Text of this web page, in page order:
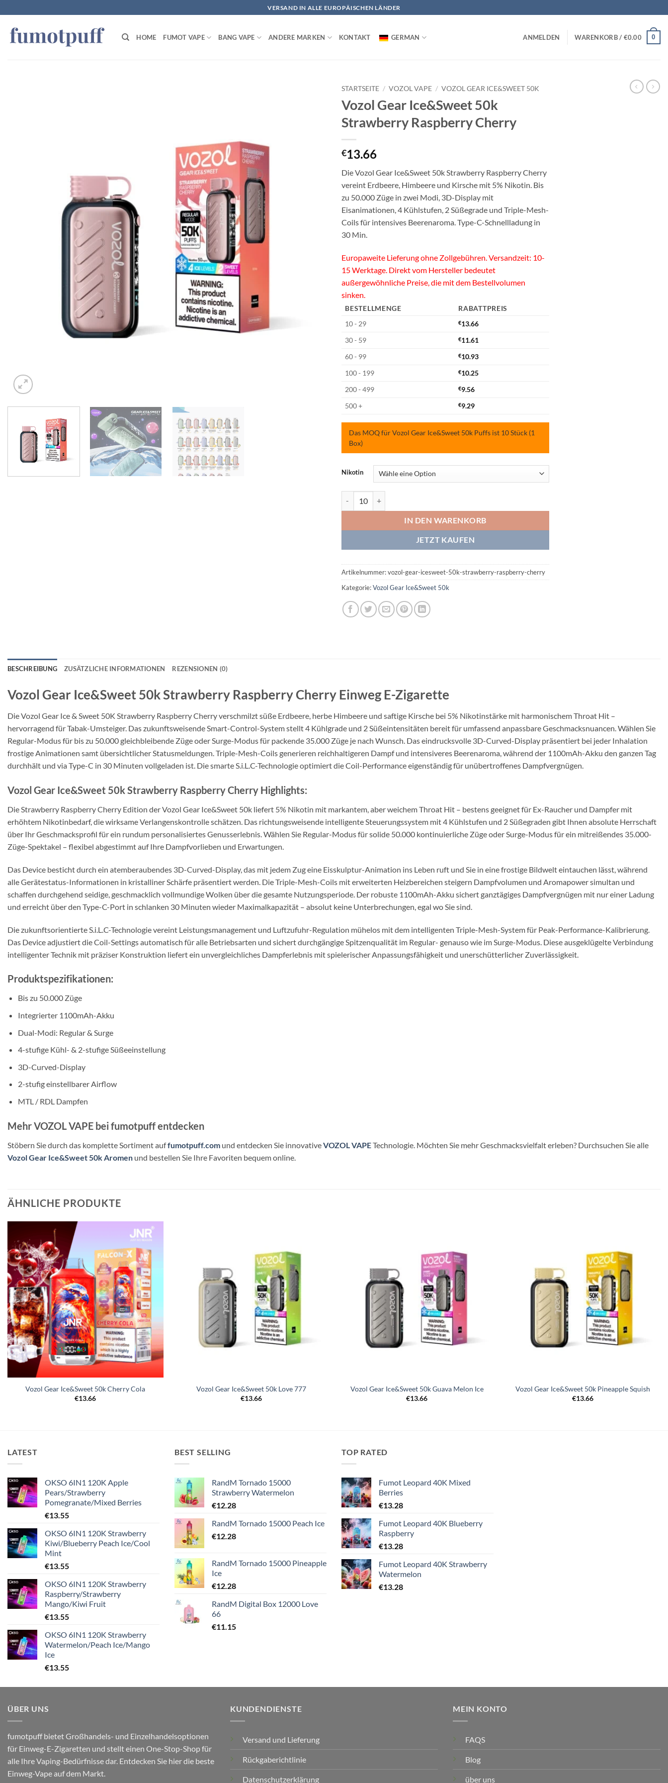
Inhalt
springen
VERSAND IN ALLE EUROPÄISCHEN LÄNDER
HOME FUMOT VAPE BANG VAPE ANDERE MARKEN KONTAKT GERMAN ANMELDEN WARENKORB / €0.00 0
STARTSEITE / VOZOL VAPE / VOZOL GEAR ICE&SWEET 50K
Vozol Gear Ice&Sweet 50k
Strawberry Raspberry Cherry
€13.66
Die Vozol Gear Ice&Sweet 50k Strawberry Raspberry Cherry
vereint Erdbeere, Himbeere und Kirsche mit 5% Nikotin. Bis
zu 50.000 Züge in zwei Modi, 3D-Display mit
Eisanimationen, 4 Kühlstufen, 2 Süßegrade und Triple-Mesh-
Coils für intensives Beerenaroma. Type-C-Schnellladung in
30 Min.
Europaweite Lieferung ohne Zollgebühren. Versandzeit: 10-
15 Werktage. Direkt vom Hersteller bedeutet
außergewöhnliche Preise, die mit dem Bestellvolumen
sinken.
BESTELLMENGE
RABATTPREIS
10 - 29
€13.66
30 - 59
€11.61
60 - 99
€10.93
100 - 199
€10.25
200 - 499
€9.56
500 +
€9.29
Das MOQ für Vozol Gear Ice&Sweet 50k Puffs ist 10 Stück (1
Box)
Nikotin
IN DEN WARENKORB
JETZT KAUFEN
Artikelnummer:vozol-gear-icesweet-50k-strawberry-raspberry-cherry
Kategorie:Vozol Gear Ice&Sweet 50k
BESCHREIBUNG ZUSÄTZLICHE INFORMATIONEN REZENSIONEN (0)
Vozol Gear Ice&Sweet 50k Strawberry Raspberry Cherry Einweg E-Zigarette
Die Vozol Gear Ice & Sweet 50K Strawberry Raspberry Cherry verschmilzt süße Erdbeere, herbe Himbeere und saftige Kirsche bei 5% Nikotinstärke mit harmonischem Throat Hit –
hervorragend für Tabak-Umsteiger. Das zukunftsweisende Smart-Control-System stellt 4 Kühlgrade und 2 Süßeintensitäten bereit für umfassend anpassbare Geschmacksnuancen. Wählen Sie
Regular-Modus für bis zu 50.000 gleichbleibende Züge oder Surge-Modus für packende 35.000 Züge je nach Wunsch. Das eindrucksvolle 3D-Curved-Display präsentiert bei jeder Inhalation
frostige Animationen samt übersichtlicher Statusmeldungen. Triple-Mesh-Coils generieren reichhaltigeren Dampf und intensiveres Beerenaroma, während der 1100mAh-Akku den ganzen Tag
durchhält und via Type-C in 30 Minuten vollgeladen ist. Die smarte S.i.L.C-Technologie optimiert die Coil-Performance eigenständig für unübertroffenes Dampfvergnügen.
Vozol Gear Ice&Sweet 50k Strawberry Raspberry Cherry Highlights:
Die Strawberry Raspberry Cherry Edition der Vozol Gear Ice&Sweet 50k liefert 5% Nikotin mit markantem, aber weichem Throat Hit – bestens geeignet für Ex-Raucher und Dampfer mit
erhöhtem Nikotinbedarf, die wirksame Verlangenskontrolle schätzen. Das richtungsweisende intelligente Steuerungssystem mit 4 Kühlstufen und 2 Süßegraden gibt Ihnen absolute Herrschaft
über Ihr Geschmacksprofil für ein rundum personalisiertes Genusserlebnis. Wählen Sie Regular-Modus für solide 50.000 kontinuierliche Züge oder Surge-Modus für ein mitreißendes 35.000-
Züge-Spektakel – flexibel abgestimmt auf Ihre Dampfvorlieben und Erwartungen.
Das Device besticht durch ein atemberaubendes 3D-Curved-Display, das mit jedem Zug eine Eisskulptur-Animation ins Leben ruft und Sie in eine frostige Bildwelt eintauchen lässt, während
alle Gerätestatus-Informationen in kristalliner Schärfe präsentiert werden. Die Triple-Mesh-Coils mit erweiterten Heizbereichen steigern Dampfvolumen und Aromapower simultan und
schaffen durchgehend seidige, geschmacklich vollmundige Wolken über die gesamte Nutzungsperiode. Der robuste 1100mAh-Akku sichert ganztägiges Dampfvergnügen mit nur einer Ladung
und erreicht über den Type-C-Port in schlanken 30 Minuten wieder Maximalkapazität – absolut keine Unterbrechungen, egal wo Sie sind.
Die zukunftsorientierte S.i.L.C-Technologie vereint Leistungsmanagement und Luftzufuhr-Regulation mühelos mit dem intelligenten Triple-Mesh-System für Peak-Performance-Kalibrierung.
Das Device adjustiert die Coil-Settings automatisch für alle Betriebsarten und sichert durchgängige Spitzenqualität im Regular- genauso wie im Surge-Modus. Diese ausgeklügelte Verbindung
intelligenter Technik mit präziser Konstruktion liefert ein unvergleichliches Dampferlebnis mit spielerischer Anpassungsfähigkeit und unerschütterlicher Zuverlässigkeit.
Produktspezifikationen:
Bis zu 50.000 Züge
Integrierter 1100mAh-Akku
Dual-Modi: Regular & Surge
4-stufige Kühl- & 2-stufige Süßeeinstellung
3D-Curved-Display
2-stufig einstellbarer Airflow
MTL / RDL Dampfen
Mehr VOZOL VAPE bei fumotpuff entdecken
Stöbern Sie durch das komplette Sortiment auffumotpuff.com und entdecken Sie innovativeVOZOL VAPETechnologie. Möchten Sie mehr Geschmacksvielfalt erleben? Durchsuchen Sie alle
Vozol Gear Ice&Sweet 50k Aromen und bestellen Sie Ihre Favoriten bequem online.
ÄHNLICHE PRODUKTE
Vozol Gear Ice&Sweet 50k Cherry Cola
€13.66
Vozol Gear Ice&Sweet 50k Love 777
€13.66
Vozol Gear Ice&Sweet 50k Guava Melon Ice
€13.66
Vozol Gear Ice&Sweet 50k Pineapple Squish
€13.66
LATEST
OKSO 6IN1 120K Apple
Pears/Strawberry
Pomegranate/Mixed Berries
€13.55
OKSO 6IN1 120K Strawberry
Kiwi/Blueberry Peach Ice/Cool
Mint
€13.55
OKSO 6IN1 120K Strawberry
Raspberry/Strawberry
Mango/Kiwi Fruit
€13.55
OKSO 6IN1 120K Strawberry
Watermelon/Peach Ice/Mango
Ice
€13.55
BEST SELLING
RandM Tornado 15000
Strawberry Watermelon
€12.28
RandM Tornado 15000 Peach Ice
€12.28
RandM Tornado 15000 Pineapple
Ice
€12.28
RandM Digital Box 12000 Love
66
€11.15
TOP RATED
Fumot Leopard 40K Mixed
Berries
€13.28
Fumot Leopard 40K Blueberry
Raspberry
€13.28
Fumot Leopard 40K Strawberry
Watermelon
€13.28
ÜBER UNS
fumotpuff bietet Großhandels- und Einzelhandelsoptionen
für Einweg-E-Zigaretten und stellt einen One-Stop-Shop für
alle Ihre Vaping-Bedürfnisse dar. Entdecken Sie hier die beste
Einweg-Vape auf dem Markt.
KUNDENDIENSTE
Versand und Lieferung
Rückgaberichtlinie
Datenschutzerklärung
MEIN KONTO
FAQS
Blog
über uns